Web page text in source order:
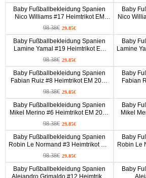
Baby Fußballbekleidung Spanien
Nico Williams #17 Heimtrikot EM
2024 Kurzarm (+ kurze hosen)
98.38€ 29.85€
Baby
Nico
2024
Baby Fußballbekleidung Spanien
Lamine Yamal #19 Heimtrikot EM
2024 Kurzarm (+ kurze hosen)
98.38€ 29.85€
Baby
Lamine
2024
Baby Fußballbekleidung Spanien
Fabian Ruiz #8 Heimtrikot EM 2024
Kurzarm (+ kurze hosen)
98.38€ 29.85€
Baby
Fabian
2024
Baby Fußballbekleidung Spanien
Mikel Merino #6 Heimtrikot EM 2024
Kurzarm (+ kurze hosen)
98.38€ 29.85€
Baby
Mikel
2024
Baby Fußballbekleidung Spanien
Robin Le Normand #3 Heimtrikot EM
2024 Kurzarm (+ kurze hosen)
98.38€ 29.85€
Baby
Robin Le
EM
Baby Fußballbekleidung Spanien
Alejandro Grimaldo #12 Heimtrikot
Baby